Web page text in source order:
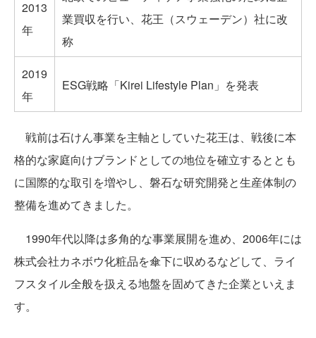
2013
年
業買収を行い、花王（スウェーデン）社に改
称
2019
年
ESG戦略「Kirei Lifestyle Plan」を発表
戦前は石けん事業を主軸としていた花王は、戦後に本
格的な家庭向けブランドとしての地位を確立するととも
に国際的な取引を増やし、磐石な研究開発と生産体制の
整備を進めてきました。
1990年代以降は多角的な事業展開を進め、2006年には
株式会社カネボウ化粧品を傘下に収めるなどして、ライ
フスタイル全般を扱える地盤を固めてきた企業といえま
す。